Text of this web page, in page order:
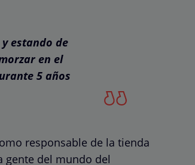
estando de
en el
5 años
responsable de la tienda
gente del mundo del